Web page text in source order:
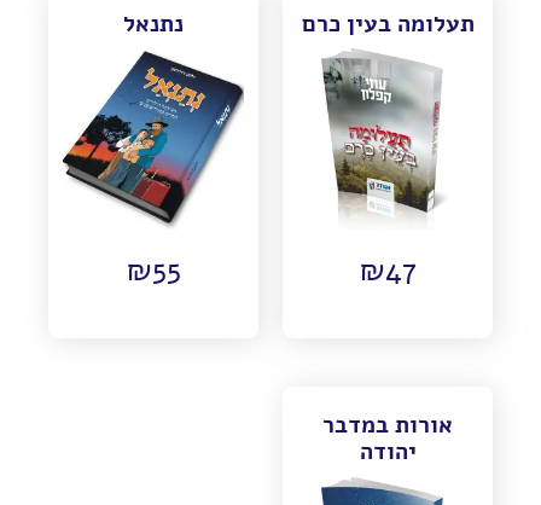
תעלומה בעין כרם
₪47
נתנאל
₪55
אורות במדבר
יהודה